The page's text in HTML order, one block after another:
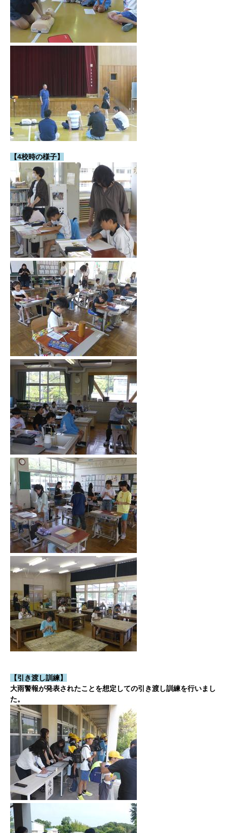
【4校時の様子】
【引き渡し訓練】
大雨警報が発表されたことを想定しての引き渡し訓練を行いまし
た。